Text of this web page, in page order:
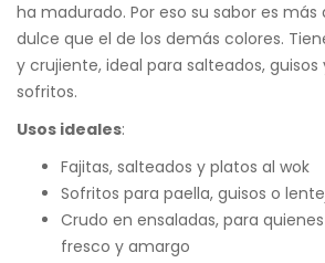
ha madurado. Por eso su sabor es
dulce que el de los demás colores.
y crujiente, ideal para salteados,
sofritos.
Usos ideales:
Fajitas, salteados y platos al wok
Sofritos para paella, guisos o
Crudo en ensaladas, para
fresco y amargo